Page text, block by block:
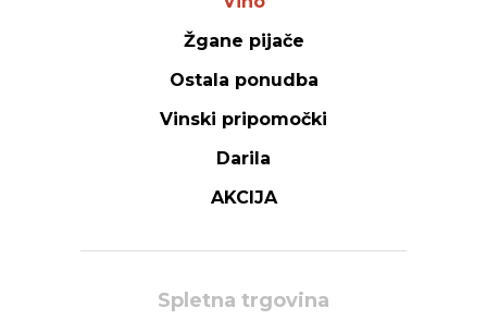
Žgane pijače
Ostala ponudba
Vinski pripomočki
Darila
AKCIJA
Spletna trgovina